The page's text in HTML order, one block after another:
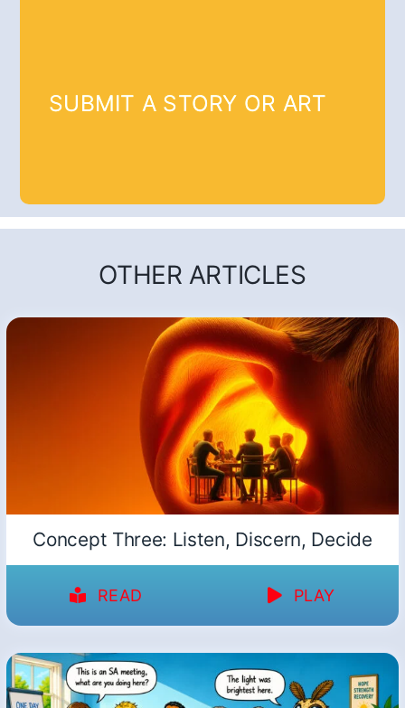
SUBMIT A STORY OR ART
OTHER ARTICLES
Concept Three: Listen, Discern, Decide
READ PLAY